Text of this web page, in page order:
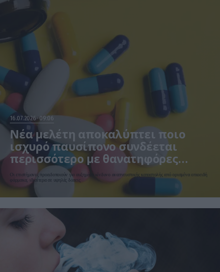
16.07.2026 09:06
Νέα μελέτη αποκαλύπτει ποιο
ισχυρό παυσίπονο συνδέεται
περισσότερο με θανατηφόρες
επιπλοκές
Οι επιστήμονες προειδοποιούν για αυξημένο κίνδυνο αναπνευστικής καταστολής από ορισμένα οπιοειδή
φάρμακα, ιδιαίτερα σε υψηλές δόσεις